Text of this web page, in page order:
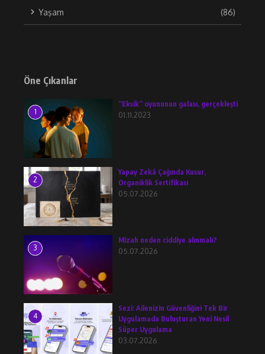
Yaşam (86)
Öne Çıkanlar
1
“Eksik” oyununun galası, gerçekleşti
01.11.2023
2
Yapay Zekâ Çağında Kusur,
Organiklik Sertifikası
05.07.2026
3
Mizah neden ciddiye alınmalı?
05.07.2026
4
Sezi: Ailenizin Güvenliğini Tek Bir
Uygulamada Buluşturan Yeni Nesil
Süper Uygulama
03.07.2026